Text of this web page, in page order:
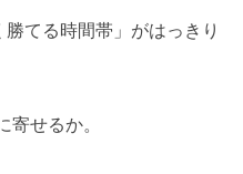
てる時間帯」がはっきり
せるか。